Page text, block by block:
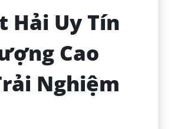
Hải Uy Tín
Cao
Nghiệm